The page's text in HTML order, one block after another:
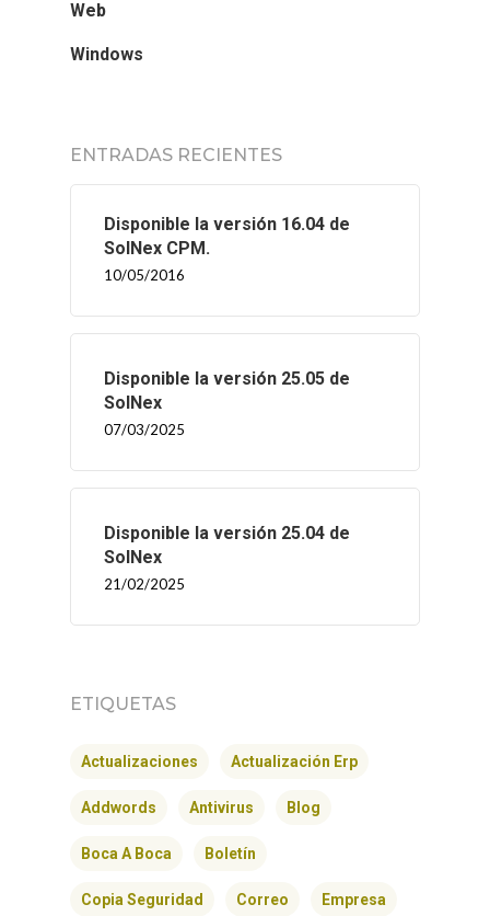
Web
Windows
ENTRADAS RECIENTES
Disponible la versión 16.04 de
SolNex CPM.
10/05/2016
Disponible la versión 25.05 de
SolNex
07/03/2025
Disponible la versión 25.04 de
SolNex
21/02/2025
ETIQUETAS
Actualizaciones Actualización Erp
Addwords Antivirus Blog
Boca A Boca Boletín
Copia Seguridad Correo Empresa